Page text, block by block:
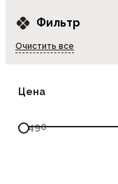
Фильтр
Очистить все
Цена